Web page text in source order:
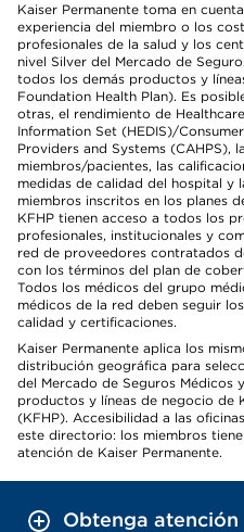
Kaiser Permanente toma en
experiencia del miembro o los
profesionales de la salud y los
nivel Silver del Mercado de
todos los demás productos y
Foundation Health Plan). Es
otras, el rendimiento de
Information Set (HEDIS)/
Providers and Systems (CAHPS),
miembros/pacientes, las
medidas de calidad del hospital y
miembros inscritos en los planes
KFHP tienen acceso a todos los
profesionales, institucionales y
red de proveedores contratados
con los términos del plan de
Todos los médicos del grupo
médicos de la red deben seguir
calidad y certificaciones.
Kaiser Permanente aplica los
distribución geográfica para
del Mercado de Seguros Médicos
productos y líneas de negocio de
(KFHP). Accesibilidad a las
este directorio: los miembros
atención de Kaiser Permanente.
Obtenga atención